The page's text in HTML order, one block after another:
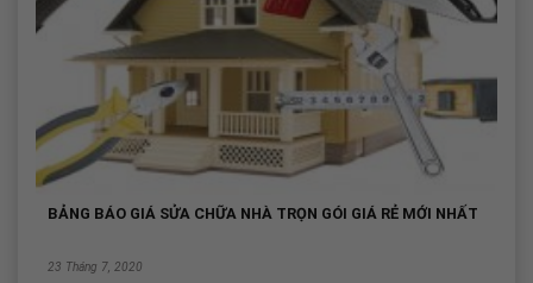
BẢNG BÁO GIÁ SỬA CHỮA NHÀ TRỌN GÓI GIÁ RẺ MỚI NHẤT
23 Tháng 7, 2020